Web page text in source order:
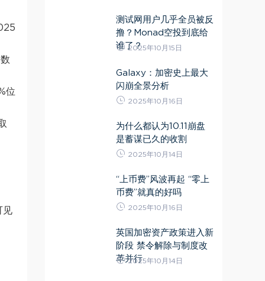
位
见
测试网用户几乎全员被反
撸？Monad空投到底给
谁了？
2025年10月15日
Galaxy：加密史上最大
闪崩全景分析
2025年10月16日
为什么都认为10.11崩盘
是蓄谋已久的收割
2025年10月14日
“上币费”风波再起 “零上
币费”就真的好吗
2025年10月16日
英国加密资产政策进入新
阶段 禁令解除与制度改
革并行
2025年10月14日